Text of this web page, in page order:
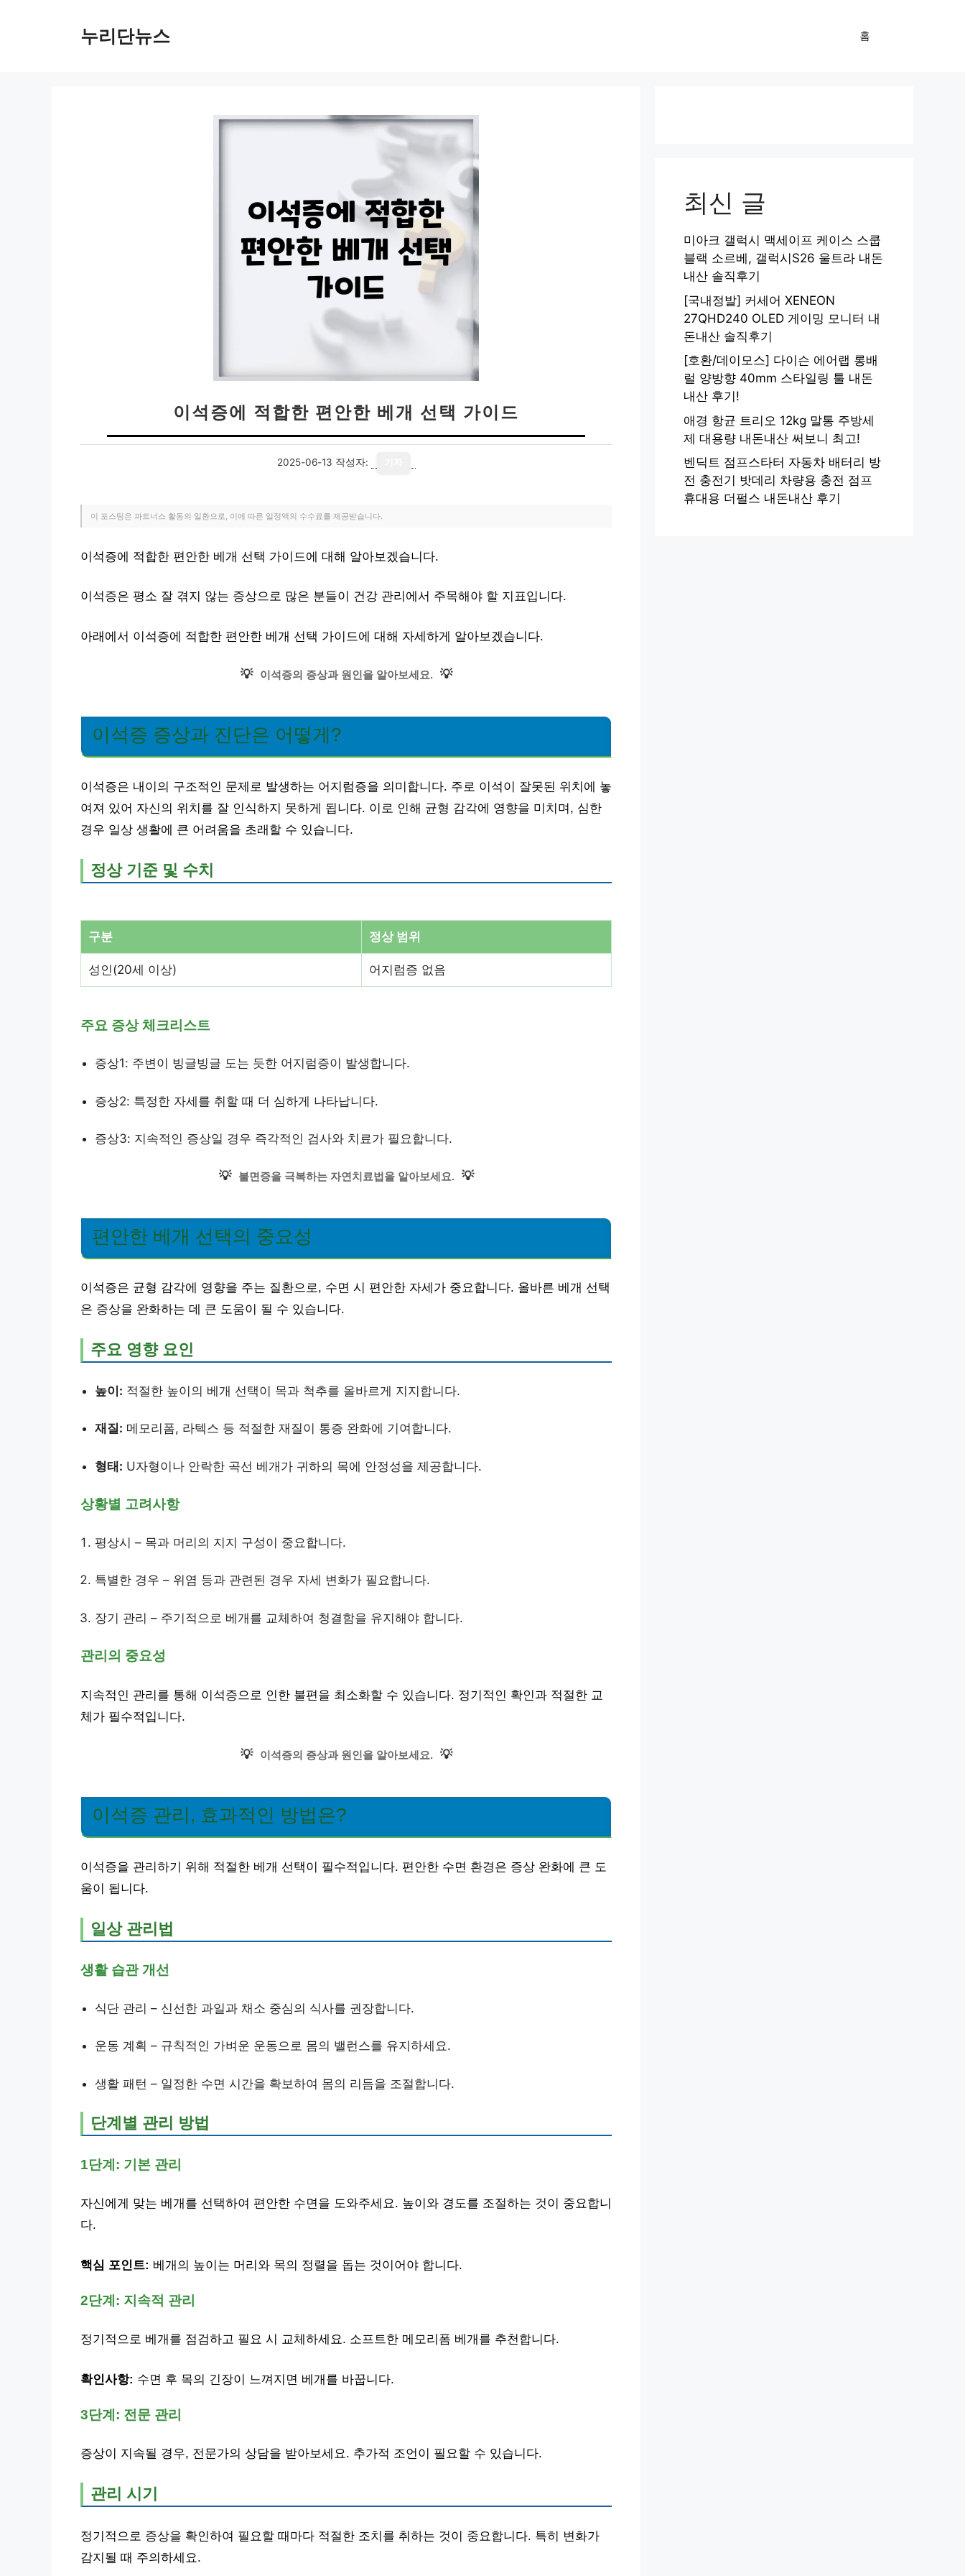
누리단뉴스 홈
이석증에 적합한 편안한 베개 선택 가이드
2025-06-13 작성자:
이 포스팅은 파트너스 활동의 일환으로, 이에 따른 일정액의 수수료를 제공받습니다.
이석증에 적합한 편안한 베개 선택 가이드에 대해 알아보겠습니다.
이석증은 평소 잘 겪지 않는 증상으로 많은 분들이 건강 관리에서 주목해야 할 지표입니다.
아래에서 이석증에 적합한 편안한 베개 선택 가이드에 대해 자세하게 알아보겠습니다.
💡 이석증의 증상과 원인을 알아보세요. 💡
이석증 증상과 진단은 어떻게?
이석증은 내이의 구조적인 문제로 발생하는 어지럼증을 의미합니다. 주로 이석이 잘못된 위치에 놓
여져 있어 자신의 위치를 잘 인식하지 못하게 됩니다. 이로 인해 균형 감각에 영향을 미치며, 심한
경우 일상 생활에 큰 어려움을 초래할 수 있습니다.
정상 기준 및 수치
구분 정상 범위
성인(20세 이상) 어지럼증 없음
주요 증상 체크리스트
증상1: 주변이 빙글빙글 도는 듯한 어지럼증이 발생합니다.
증상2: 특정한 자세를 취할 때 더 심하게 나타납니다.
증상3: 지속적인 증상일 경우 즉각적인 검사와 치료가 필요합니다.
💡 불면증을 극복하는 자연치료법을 알아보세요. 💡
편안한 베개 선택의 중요성
이석증은 균형 감각에 영향을 주는 질환으로, 수면 시 편안한 자세가 중요합니다. 올바른 베개 선택
은 증상을 완화하는 데 큰 도움이 될 수 있습니다.
주요 영향 요인
높이: 적절한 높이의 베개 선택이 목과 척추를 올바르게 지지합니다.
재질: 메모리폼, 라텍스 등 적절한 재질이 통증 완화에 기여합니다.
형태: U자형이나 안락한 곡선 베개가 귀하의 목에 안정성을 제공합니다.
상황별 고려사항
평상시 – 목과 머리의 지지 구성이 중요합니다.
특별한 경우 – 위염 등과 관련된 경우 자세 변화가 필요합니다.
장기 관리 – 주기적으로 베개를 교체하여 청결함을 유지해야 합니다.
관리의 중요성
지속적인 관리를 통해 이석증으로 인한 불편을 최소화할 수 있습니다. 정기적인 확인과 적절한 교
체가 필수적입니다.
💡 이석증의 증상과 원인을 알아보세요. 💡
이석증 관리, 효과적인 방법은?
이석증을 관리하기 위해 적절한 베개 선택이 필수적입니다. 편안한 수면 환경은 증상 완화에 큰 도
움이 됩니다.
일상 관리법
생활 습관 개선
식단 관리 – 신선한 과일과 채소 중심의 식사를 권장합니다.
운동 계획 – 규칙적인 가벼운 운동으로 몸의 밸런스를 유지하세요.
생활 패턴 – 일정한 수면 시간을 확보하여 몸의 리듬을 조절합니다.
단계별 관리 방법
1단계: 기본 관리
자신에게 맞는 베개를 선택하여 편안한 수면을 도와주세요. 높이와 경도를 조절하는 것이 중요합니
다.
핵심 포인트: 베개의 높이는 머리와 목의 정렬을 돕는 것이어야 합니다.
2단계: 지속적 관리
정기적으로 베개를 점검하고 필요 시 교체하세요. 소프트한 메모리폼 베개를 추천합니다.
확인사항: 수면 후 목의 긴장이 느껴지면 베개를 바꿉니다.
3단계: 전문 관리
증상이 지속될 경우, 전문가의 상담을 받아보세요. 추가적 조언이 필요할 수 있습니다.
관리 시기
정기적으로 증상을 확인하여 필요할 때마다 적절한 조치를 취하는 것이 중요합니다. 특히 변화가
감지될 때 주의하세요.
최신 글
미아크 갤럭시 맥세이프 케이스 스쿱
블랙 소르베, 갤럭시S26 울트라 내돈
내산 솔직후기
[국내정발] 커세어 XENEON
27QHD240 OLED 게이밍 모니터 내
돈내산 솔직후기
[호환/데이모스] 다이슨 에어랩 롱배
럴 양방향 40mm 스타일링 툴 내돈
내산 후기!
애경 항균 트리오 12kg 말통 주방세
제 대용량 내돈내산 써보니 최고!
벤딕트 점프스타터 자동차 배터리 방
전 충전기 밧데리 차량용 충전 점프
휴대용 더펄스 내돈내산 후기